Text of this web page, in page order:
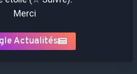
Merci
Actualités